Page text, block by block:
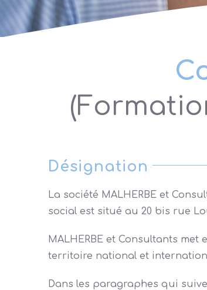
Désignation
La société MALHERBE et
social est situé au 20 bis rue
MALHERBE et Consultants
territoire national et
Dans les paragraphes qui